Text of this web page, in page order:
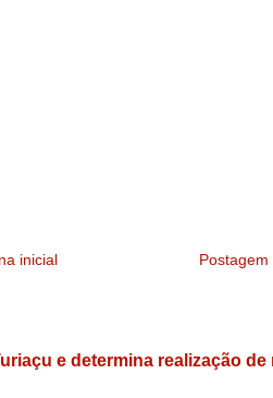
inicial
e determina realização de